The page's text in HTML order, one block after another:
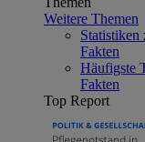
Weitere Themen
Fakten
Häufigste
Fakten
Top Report